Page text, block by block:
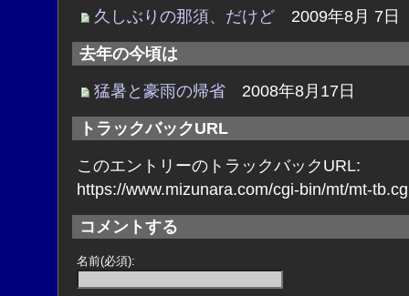
久しぶりの那須、だけど2009年8月 7日
去年の今頃は
猛暑と豪雨の帰省2008年8月17日
トラックバックURL
このエントリーのトラックバックURL:
https://www.mizunara.com/cgi-bin/mt/mt-
コメントする
名前(必須):